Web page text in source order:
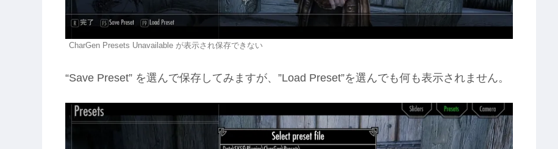
CharGen Presets Unavailable が表示され保存できない
“Save Preset” を選んで保存してみますが、”Load Preset”を選んでも何も表示されません。